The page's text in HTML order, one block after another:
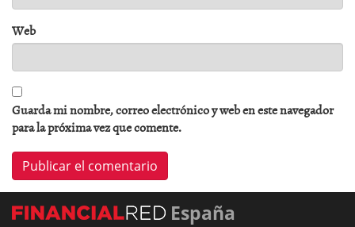
Web
Guarda mi nombre, correo electrónico y web en este navegador
para la próxima vez que comente.
España